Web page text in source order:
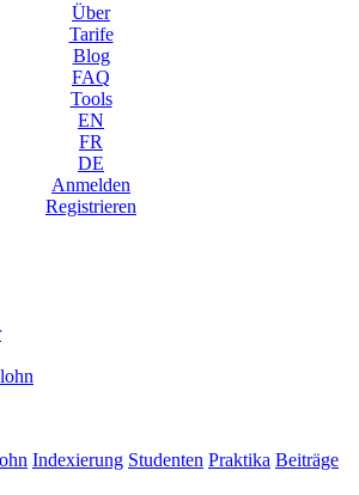
Über
Tarife
Blog
FAQ
Tools
EN
FR
DE
Anmelden
Registrieren
Indexierung Studenten Praktika Beiträge